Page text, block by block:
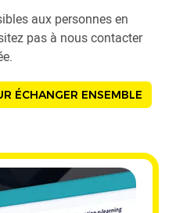
aux personnes en
pas à nous contacter
ÉCHANGER ENSEMBLE